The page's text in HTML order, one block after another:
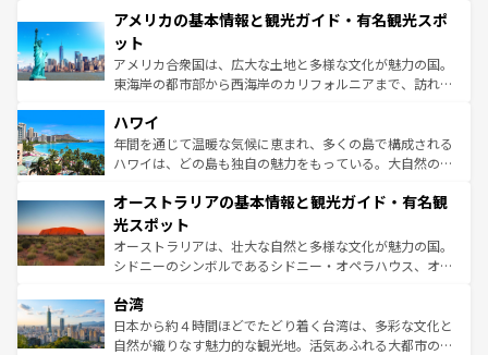
ンツ一覧を参照してほしい。
の建物がそのまま残る町や、スイスならではのユニークな
博物館もあり、アルプス観光だけでなく町歩きも満喫する
ことができる。国民の所得が高いため物価も高いが、旅行
者向けの交通パス提供のサービスもあり、うまく活用すれ
着のスイス情報は
アメリカの基本情報と観光ガイド・有名観光スポ
ット
アメリカ合衆国は、広大な土地と多様な文化が魅力の国。
東海岸の都市部から西海岸のカリフォルニアまで、訪れる
のような巨大都市は、観光、ショッピング、エンターテイ
ンメントが詰まった刺激的なスポットだ。一方、アメリカ
西部には大自然が広がり、グランドキャニオンやイエロー
部のニューオーリンズでは、音楽と美食が融合した独特の
文化が魅力。旅行者はアメリカの各地域で異なる魅力を楽
しみながら、その多様性と豊かな歴史を感じることができ
るだろう。車でのロードトリップや列車の旅も、アメリカ
情報は
ハワイ
年間を通じて温暖な気候に恵まれ、多くの島で構成される
ハワイは、どの島も独自の魅力をもっている。大自然の神
ワイ島は見逃せない。また、定番の観光地といえばオアフ
島だが、静かな自然を求めるならマウイ島やカウアイ島が
おすすめ。エメラルドグリーンに輝く海をはじめ、豊かな
文化や歴史が息づいている。「アロハスピリット」と呼ば
人々、おいしいローカルフードやハワイアンミュージッ
ク、伝統的なフラダンスなど、すべてがハワイの魅力を彩
っている。訪れるたびに新しい発見と感動が待っているハ
オーストラリアの基本情報と観光ガイド・有名観
光スポット
オーストラリアは、壮大な自然と多様な文化が魅力の国。
シドニーのシンボルであるシドニー・オペラハウス、オー
リアリーフや大陸中央部にそびえるウルル（エアーズロッ
ク）、タスマニアの美しい原生林やケアンズの熱帯雨林な
ど、見どころがたくさん。また、カフェやワイン、オージ
台湾
日本から約４時間ほどでたどり着く台湾は、多彩な文化と
自然が織りなす魅力的な観光地。活気あふれる大都市の台